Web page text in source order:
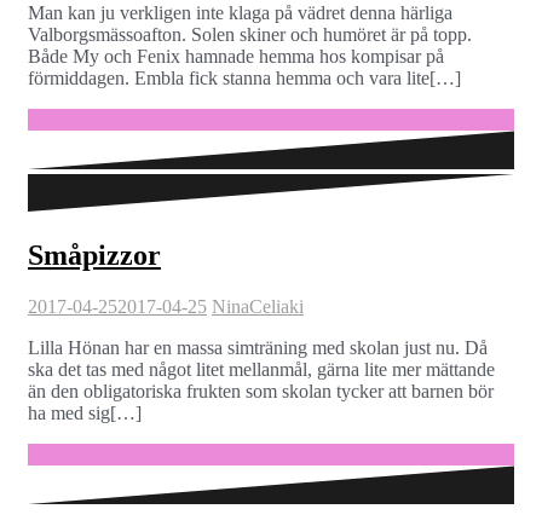
Man kan ju verkligen inte klaga på vädret denna härliga
Valborgsmässoafton. Solen skiner och humöret är på topp.
Både My och Fenix hamnade hemma hos kompisar på
förmiddagen. Embla fick stanna hemma och vara lite[…]
Småpizzor
2017-04-252017-04-25 NinaCeliaki
Lilla Hönan har en massa simträning med skolan just nu. Då
ska det tas med något litet mellanmål, gärna lite mer mättande
än den obligatoriska frukten som skolan tycker att barnen bör
ha med sig[…]